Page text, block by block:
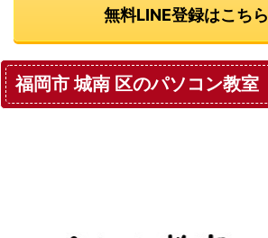
無料LINE登録はこちら
福岡市 城南 区のパソコン教室